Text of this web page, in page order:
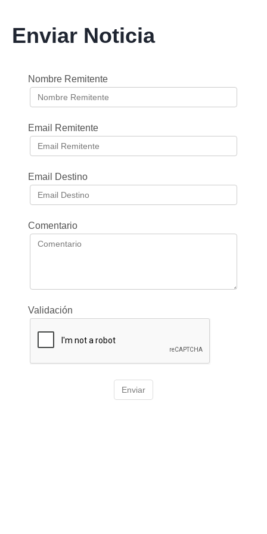
Enviar Noticia
Nombre Remitente
Email Remitente
Email Destino
Comentario
Validación